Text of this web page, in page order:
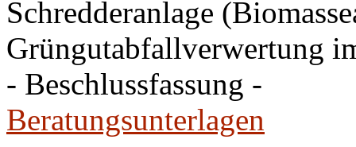
Schredderanlage
Grüngutabfallverwertung
- Beschlussfassung -
Beratungsunterlagen